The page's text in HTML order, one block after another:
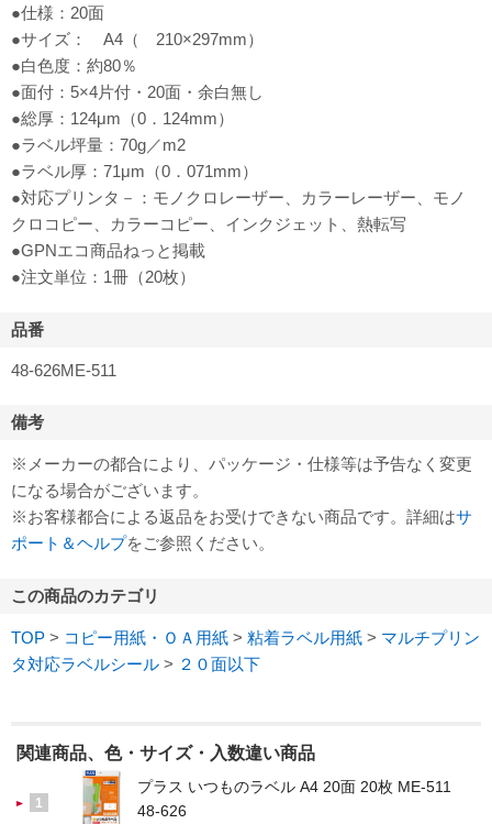
●仕様：20面
●サイズ： A4（ 210×297mm）
●白色度：約80％
●面付：5×4片付・20面・余白無し
●総厚：124μm（0．124mm）
●ラベル坪量：70g／m2
●ラベル厚：71μm（0．071mm）
●対応プリンタ－：モノクロレーザー、カラーレーザー、モノ
クロコピー、カラーコピー、インクジェット、熱転写
●GPNエコ商品ねっと掲載
●注文単位：1冊（20枚）
品番
48-626ME-511
備考
※メーカーの都合により、パッケージ・仕様等は予告なく変更
になる場合がございます。
※お客様都合による返品をお受けできない商品です。詳細はサ
ポート＆ヘルプをご参照ください。
この商品のカテゴリ
TOP > コピー用紙・ＯＡ用紙 > 粘着ラベル用紙 > マルチプリン
タ対応ラベルシール > ２０面以下
関連商品、色・サイズ・入数違い商品
1
プラス いつものラベル A4 20面 20枚 ME-511
48-626